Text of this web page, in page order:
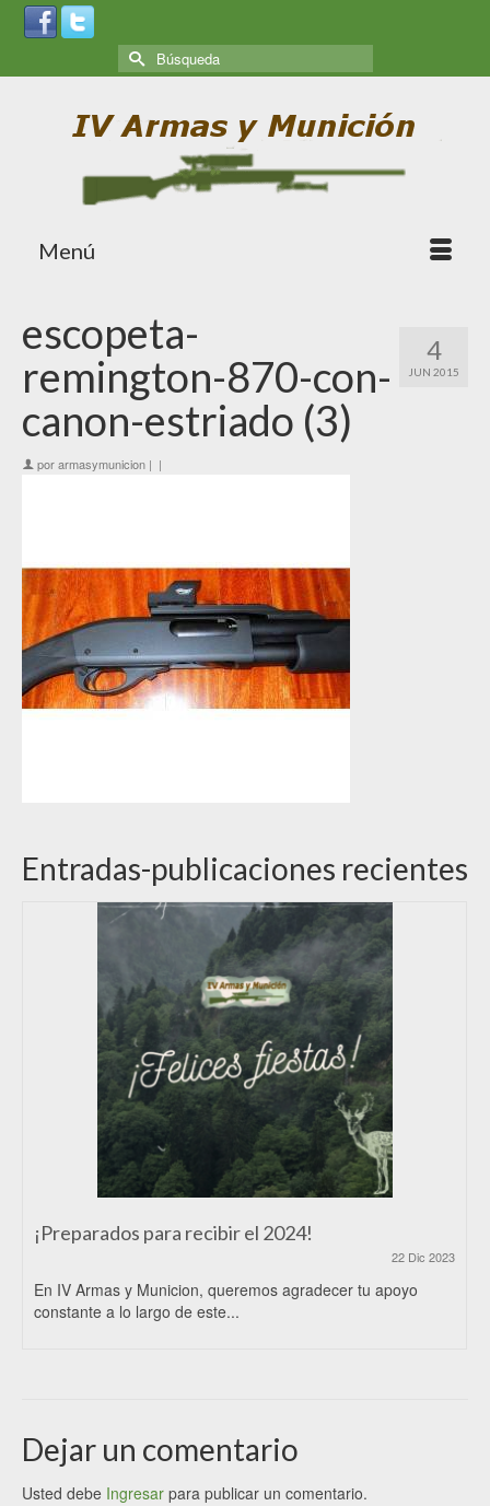
Menú
4
JUN 2015
escopeta-
remington-870-con-
canon-estriado (3)
porarmasymunicion | |
Entradas-publicaciones recientes
¡Preparados para recibir el 2024!
22 Dic 2023
En IV Armas y Municion, queremos agradecer tu apoyo
constante a lo largo de este...
Dejar un comentario
Usted debe Ingresar para publicar un comentario.